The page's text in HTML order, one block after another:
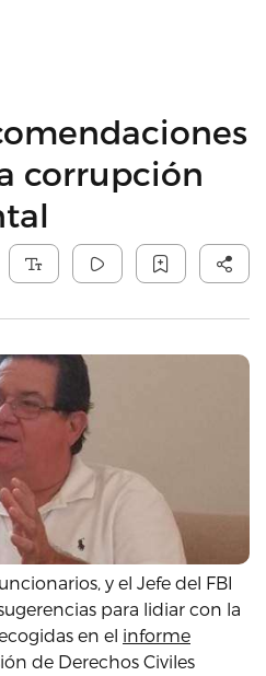
corrupción
y el Jefe del FBI
para lidiar con la
en el informe
de Derechos Civiles